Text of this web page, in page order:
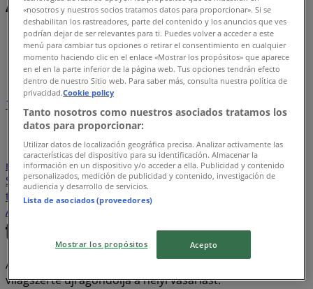
Ajánlatok indexe Veszprém
Tiendeo Veszprém-en»
Kínálatok listája
1
Hiper-Szupermarketek
Teddy
gluténmentes pizza szóda
Elektronika
mosógép
Otthon, kert és barkácsolás
paradicsomlé
Sport
Bankok és szolgáltatások
Laminált padló
társalgó bútorok
Gyógyszertárak és szépség
Állateledel
A Tiendeo a Shopfully része - ez a technológiai vállalat
világszerte újragondolja a helyi vásárlást.
«nosotros y nuestros socios tratamos datos para proporcionar». Si se
deshabilitan los rastreadores, parte del contenido y los anuncios que ves
podrían dejar de ser relevantes para ti. Puedes volver a acceder a este
menú para cambiar tus opciones o retirar el consentimiento en cualquier
momento haciendo clic en el enlace «Mostrar los propósitos» que aparece
en el en la parte inferior de la página web. Tus opciones tendrán efecto
dentro de nuestro Sitio web. Para saber más, consulta nuestra política de
privacidad.Cookie policy
Tanto nosotros como nuestros asociados tratamos los
datos para proporcionar:
Utilizar datos de localización geográfica precisa. Analizar activamente las
características del dispositivo para su identificación. Almacenar la
información en un dispositivo y/o acceder a ella. Publicidad y contenido
personalizados, medición de publicidad y contenido, investigación de
audiencia y desarrollo de servicios.
Lista de asociados (proveedores)
Mostrar los propósitos Acepto